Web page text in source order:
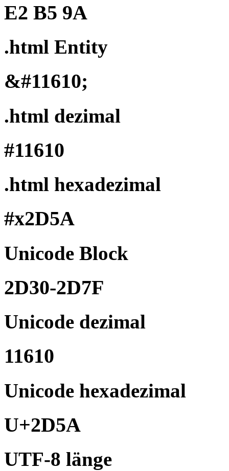
E2 B5 9A
.html Entity
&#11610;
.html dezimal
#11610
.html hexadezimal
#x2D5A
Unicode Block
2D30-2D7F
Unicode dezimal
11610
Unicode hexadezimal
U+2D5A
UTF-8 länge